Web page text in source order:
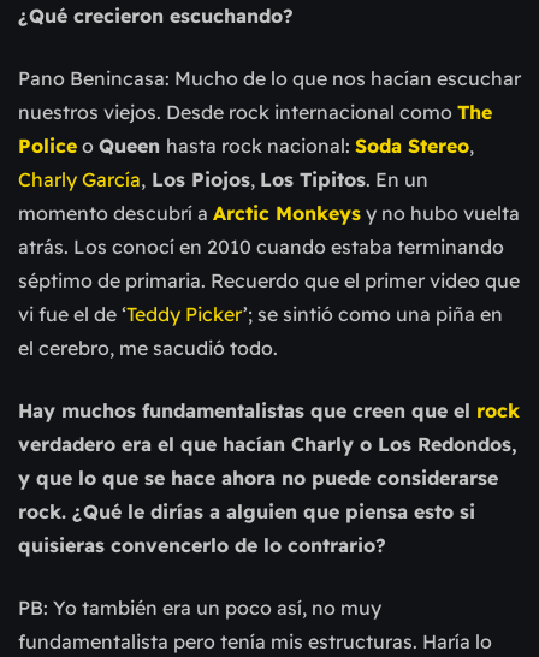
¿Qué crecieron escuchando?
Pano Benincasa: Mucho de lo que nos hacían escuchar
nuestros viejos. Desde rock internacional como The
Police o Queen hasta rock nacional: Soda Stereo,
Charly García, Los Piojos, Los Tipitos. En un
momento descubrí a Arctic Monkeys y no hubo vuelta
atrás. Los conocí en 2010 cuando estaba terminando
séptimo de primaria. Recuerdo que el primer video que
vi fue el de ‘Teddy Picker’; se sintió como una piña en
el cerebro, me sacudió todo.
Hay muchos fundamentalistas que creen que el rock
verdadero era el que hacían Charly o Los Redondos,
y que lo que se hace ahora no puede considerarse
rock. ¿Qué le dirías a alguien que piensa esto si
quisieras convencerlo de lo contrario?
PB: Yo también era un poco así, no muy
fundamentalista pero tenía mis estructuras. Haría lo